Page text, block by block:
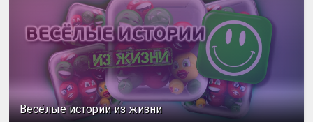
Весёлые истории из жизни